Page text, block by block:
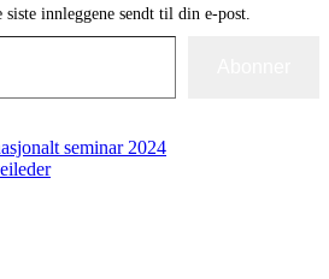
innleggene sendt til din e-post.
seminar 2024